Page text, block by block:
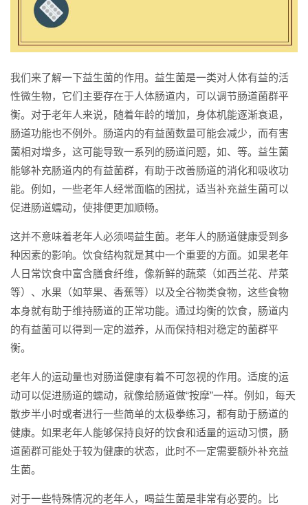
我们来了解一下益生菌的作用。益生菌是一类对人体有益的活
性微生物，它们主要存在于人体肠道内，可以调节肠道菌群平
衡。对于老年人来说，随着年龄的增加，身体机能逐渐衰退，
肠道功能也不例外。肠道内的有益菌数量可能会减少，而有害
菌相对增多，这可能导致一系列的肠道问题，如、等。益生菌
能够补充肠道内的有益菌群，有助于改善肠道的消化和吸收功
能。例如，一些老年人经常面临的困扰，适当补充益生菌可以
促进肠道蠕动，使排便更加顺畅。
这并不意味着老年人必须喝益生菌。老年人的肠道健康受到多
种因素的影响。饮食结构就是其中一个重要的方面。如果老年
人日常饮食中富含膳食纤维，像新鲜的蔬菜（如西兰花、芹菜
等）、水果（如苹果、香蕉等）以及全谷物类食物，这些食物
本身就有助于维持肠道的正常功能。通过均衡的饮食，肠道内
的有益菌可以得到一定的滋养，从而保持相对稳定的菌群平
衡。
老年人的运动量也对肠道健康有着不可忽视的作用。适度的运
动可以促进肠道的蠕动，就像给肠道做“按摩”一样。例如，每天
散步半小时或者进行一些简单的太极拳练习，都有助于肠道的
健康。如果老年人能够保持良好的饮食和适量的运动习惯，肠
道菌群可能处于较为健康的状态，此时不一定需要额外补充益
生菌。
对于一些特殊情况的老年人，喝益生菌是非常有必要的。比